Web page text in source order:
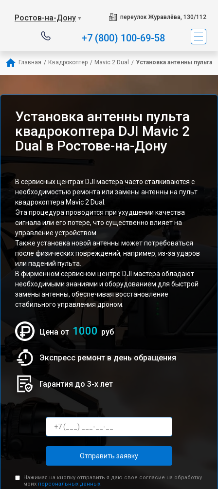
Ростов-на-Дону ▼ переулок Журавлёва, 130/112
+7 (800) 100-69-58
Главная / Квадрокоптер / Mavic 2 Dual / Установка антенны пульта
Установка антенны пульта
квадрокоптера DJI Mavic 2
Dual в Ростове-на-Дону
В сервисных центрах DJI мастера часто сталкиваются с
необходимостью ремонта или замены антенны на пульт
квадрокоптера Mavic 2 Dual.
Эта процедура проводится при ухудшении качества
сигнала или его потере, что существенно влияет на
управление устройством.
Также установка новой антенны может потребоваться
после физических повреждений, например, из-за ударов
или падений пульта.
В фирменном сервисном центре DJI мастера обладают
необходимыми знаниями и оборудованием для быстрой
замены антенны, обеспечивая восстановление
стабильного управления дроном.
Цена от 1000 руб
Экспресс ремонт в день обращения
Гарантия до 3-х лет
Отправить заявку
Нажимая на кнопку отправить я даю свое согласие на обработку
моих персональных данных.